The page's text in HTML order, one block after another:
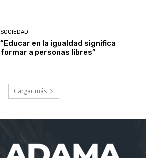
SOCIEDAD
“Educar en la igualdad significa
formar a personas libres”
Cargar más